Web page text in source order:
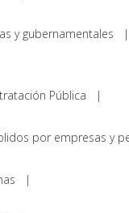
y gubernamentales
Pública |
por empresas y
|